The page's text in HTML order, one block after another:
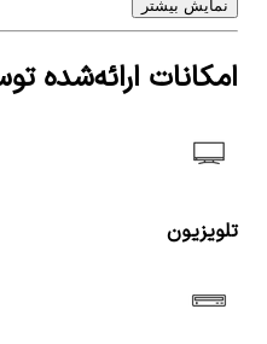
نمایش بیشتر
امکانات ارائه‌شده
تلویزیون